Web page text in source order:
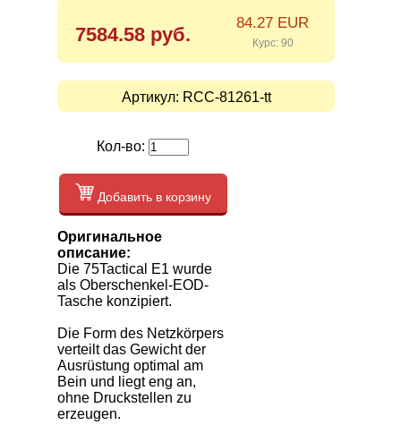
7584.58 руб.
84.27 EUR
Курс: 90
Артикул: RCC-81261-tt
Кол-во:
Добавить в корзину
Оригинальное
описание:
Die 75Tactical E1 wurde
als Oberschenkel-EOD-
Tasche konzipiert.
Die Form des Netzkörpers
verteilt das Gewicht der
Ausrüstung optimal am
Bein und liegt eng an,
ohne Druckstellen zu
erzeugen.